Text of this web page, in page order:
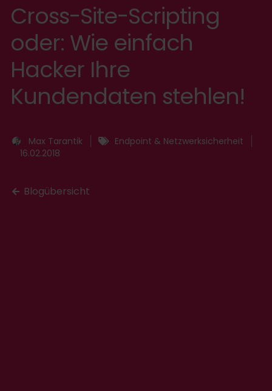
Cross-Site-Scripting
oder: Wie einfach
Hacker Ihre
Kundendaten stehlen!
Max Tarantik
Endpoint & Netzwerksicherheit
16.02.2018
Blogübersicht